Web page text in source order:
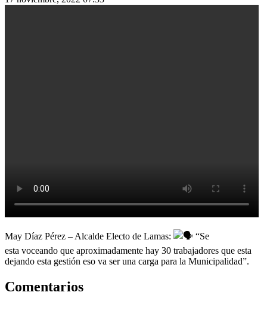
May Díaz Pérez – Alcalde Electo de Lamas:
“Se
esta voceando que aproximadamente hay 30 trabajadores que esta
dejando esta gestión eso va ser una carga para la Municipalidad”.
Comentarios